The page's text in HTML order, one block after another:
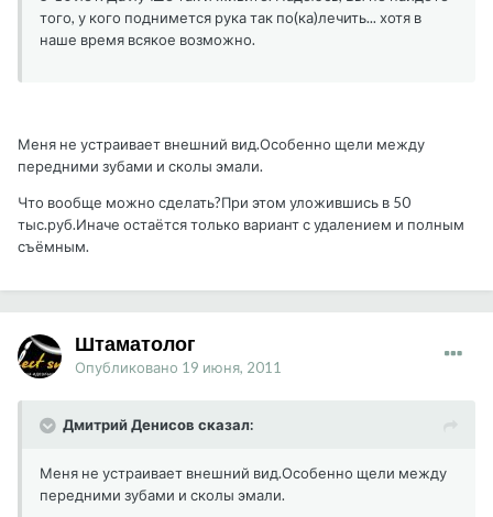
того, у кого поднимется рука так по(ка)лечить... хотя в
наше время всякое возможно.
Меня не устраивает внешний вид.Особенно щели между
передними зубами и сколы эмали.
Что вообще можно сделать?При этом уложившись в 50
тыс.руб.Иначе остаётся только вариант с удалением и полным
съёмным.
Штаматолог
Опубликовано 19 июня, 2011
Дмитрий Денисов сказал:
Меня не устраивает внешний вид.Особенно щели между
передними зубами и сколы эмали.